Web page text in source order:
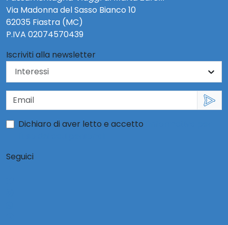
Via Madonna del Sasso Bianco 10
62035 Fiastra (MC)
P.IVA 02074570439
Iscriviti alla newsletter
Dichiaro di aver letto e accetto
Seguici